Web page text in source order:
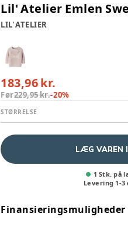
Lil' Atelier Emlen
LIL' ATELIER
183,96 kr.
Før229,95 kr.-20%
STØRRELSE
LÆG VAREN
1 Stk. på
Levering 1-3
Finansieringsmuligheder